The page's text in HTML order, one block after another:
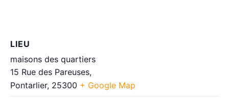
LIEU
maisons des quartiers
15 Rue des Pareuses,
Pontarlier, 25300 + Google Map